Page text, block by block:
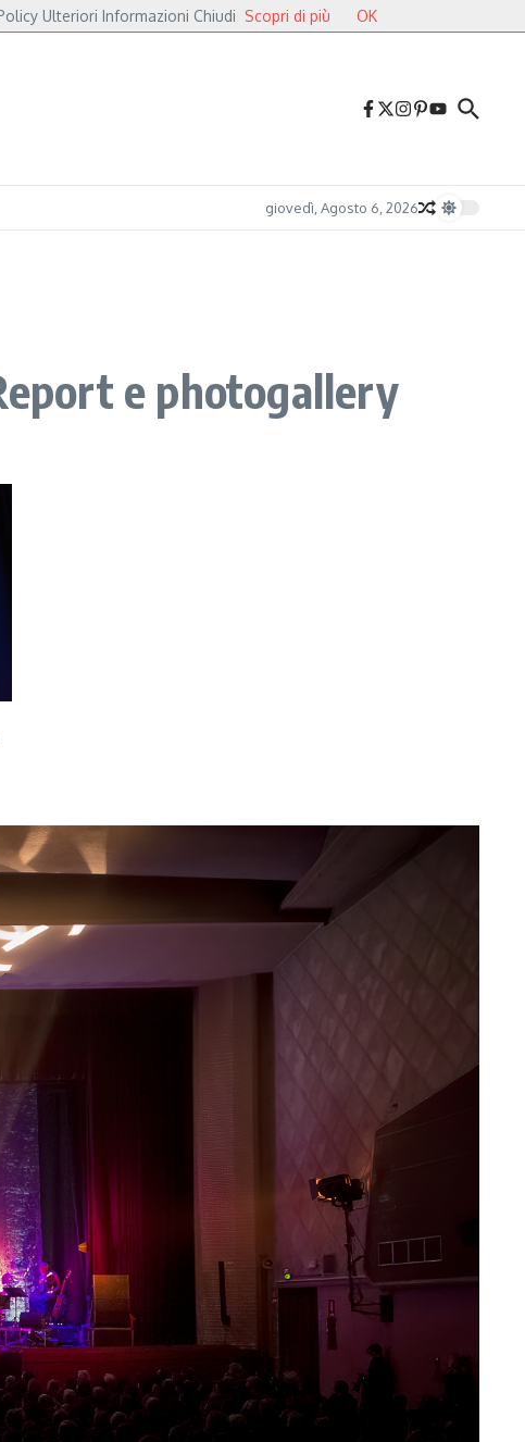
Druga Godba 2026, il gran finale: dalla poesia del folk alle pulsazioni
giovedì, Agosto 6, 2026
e photogallery
Ulteriori Informazioni Chiudi Scopri di più OK